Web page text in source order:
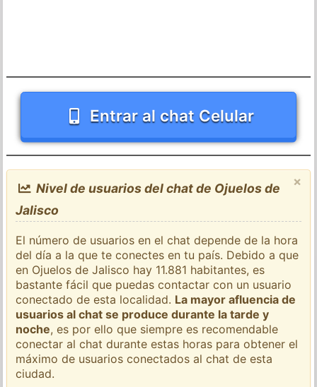
Entrar al chat Celular
×
Nivel de usuarios del chat de Ojuelos de
Jalisco
El número de usuarios en el chat depende de la hora
del día a la que te conectes en tu país. Debido a que
en Ojuelos de Jalisco hay 11.881 habitantes, es
bastante fácil que puedas contactar con un usuario
conectado de esta localidad. La mayor afluencia de
usuarios al chat se produce durante la tarde y
noche, es por ello que siempre es recomendable
conectar al chat durante estas horas para obtener el
máximo de usuarios conectados al chat de esta
ciudad.